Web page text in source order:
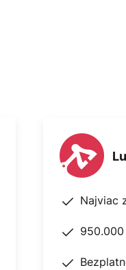
Najviac